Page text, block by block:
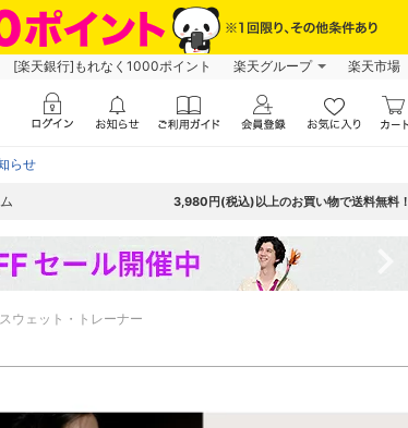
[楽天銀行]もれなく1000ポイント 楽天グループ 楽天市場
らせ
3,980円(税込)以上のお買い物で送料無料！
スウェット・トレーナー